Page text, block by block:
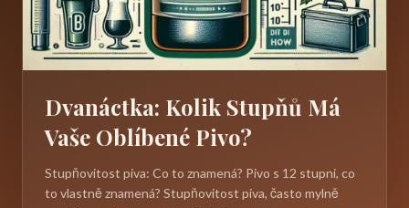
Dvanáctka: Kolik Stupňů Má
Vaše Oblíbené Pivo?
Stupňovitost piva: Co to znamená? Pivo s 12 stupni, co
to vlastně znamená? Stupňovitost piva, často mylně